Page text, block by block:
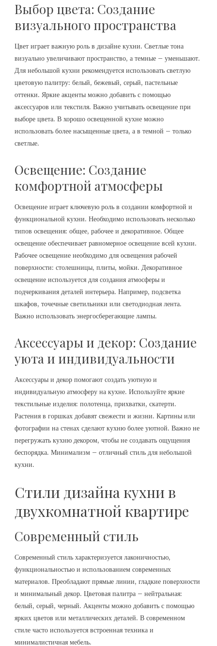
Выбор цвета: Создание
визуального пространства
Цвет играет важную роль в дизайне кухни. Светлые тона
визуально увеличивают пространство, а темные – уменьшают.
Для небольшой кухни рекомендуется использовать светлую
цветовую палитру: белый, бежевый, серый, пастельные
оттенки. Яркие акценты можно добавить с помощью
аксессуаров или текстиля. Важно учитывать освещение при
выборе цвета. В хорошо освещенной кухне можно
использовать более насыщенные цвета, а в темной – только
светлые.
Освещение: Создание
комфортной атмосферы
Освещение играет ключевую роль в создании комфортной и
функциональной кухни. Необходимо использовать несколько
типов освещения: общее, рабочее и декоративное. Общее
освещение обеспечивает равномерное освещение всей кухни.
Рабочее освещение необходимо для освещения рабочей
поверхности: столешницы, плиты, мойки. Декоративное
освещение используется для создания атмосферы и
подчеркивания деталей интерьера. Например, подсветка
шкафов, точечные светильники или светодиодная лента.
Важно использовать энергосберегающие лампы.
Аксессуары и декор: Создание
уюта и индивидуальности
Аксессуары и декор помогают создать уютную и
индивидуальную атмосферу на кухне. Используйте яркие
текстильные изделия: полотенца, прихватки, скатерти.
Растения в горшках добавят свежести и жизни. Картины или
фотографии на стенах сделают кухню более уютной. Важно не
перегружать кухню декором, чтобы не создавать ощущения
беспорядка. Минимализм – отличный стиль для небольшой
кухни.
Стили дизайна кухни в
двухкомнатной квартире
Современный стиль
Современный стиль характеризуется лаконичностью,
функциональностью и использованием современных
материалов. Преобладают прямые линии, гладкие поверхности
и минимальный декор. Цветовая палитра – нейтральная:
белый, серый, черный. Акценты можно добавить с помощью
ярких цветов или металлических деталей. В современном
стиле часто используется встроенная техника и
минималистичная мебель.